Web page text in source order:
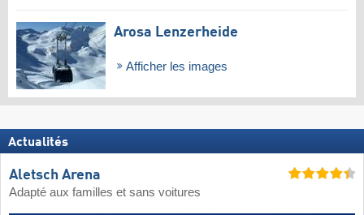
Arosa Lenzerheide
Afficher les images
Actualités
Aletsch Arena
Adapté aux familles et sans voitures